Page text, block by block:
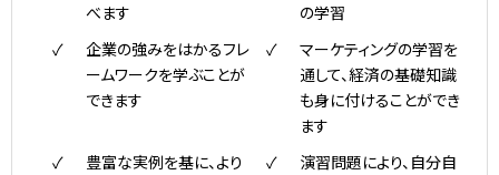
べます
の学習
企業の強みをはかるフレ
ームワークを学ぶことが
できます
マーケティングの学習を
通して、経済の基礎知識
も身に付けることができ
ます
豊富な実例を基に、より
演習問題により、自分自